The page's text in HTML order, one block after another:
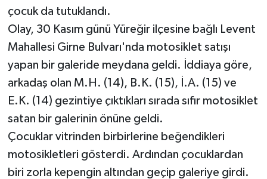
çocuk da tutuklandı.
Olay, 30 Kasım günü Yüreğir ilçesine bağlı Levent
Mahallesi Girne Bulvarı'nda motosiklet satışı
yapan bir galeride meydana geldi. İddiaya göre,
arkadaş olan M.H. (14), B.K. (15), İ.A. (15) ve
E.K. (14) gezintiye çıktıkları sırada sıfır motosiklet
satan bir galerinin önüne geldi.
Çocuklar vitrinden birbirlerine beğendikleri
motosikletleri gösterdi. Ardından çocuklardan
biri zorla kepengin altından geçip galeriye girdi.